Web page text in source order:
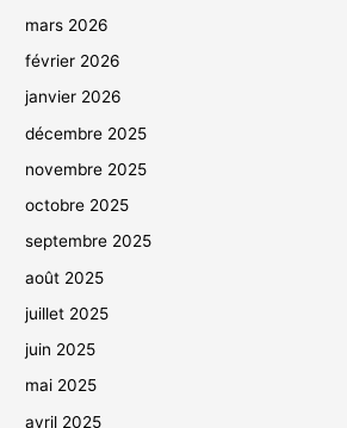
mars 2026
février 2026
janvier 2026
décembre 2025
novembre 2025
octobre 2025
septembre 2025
août 2025
juillet 2025
juin 2025
mai 2025
avril 2025